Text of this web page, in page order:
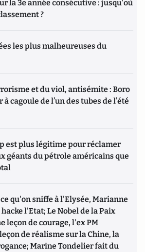
la 3e année consécutive : jusqu'où
?
les plus malheureuses du
et du viol, antisémite : Boro
cagoule de l’un des tubes de l’été
est plus légitime pour réclamer
géants du pétrole américains que
qu'on sniffe à l'Elysée, Marianne
l'Etat; Le Nobel de la Paix
leçon de courage, l'ex PM
de réalisme sur la Chine, la
Marine Tondelier fait du